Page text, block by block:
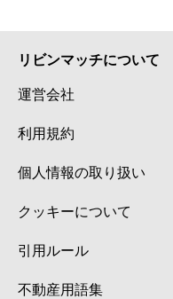
リビンマッチについて
運営会社
利用規約
個人情報の取り扱い
クッキーについて
引用ルール
不動産用語集